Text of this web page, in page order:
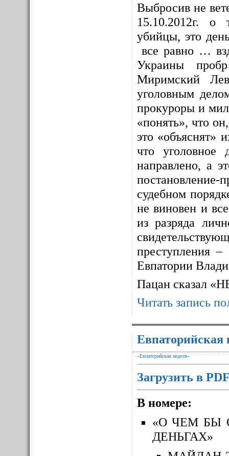
Выбросив не
15.10.2012г. о
убийцы, это
все равно …
Украины
Миримский
уголовным
прокуроры и
«понять», что
это «объяснят»
что
направлено, а
судебном
не виновен и
из разряда
преступления –
Евпатории
Пацан сказал
Читать запись
Евпаторийская
«Евпаторийская неделя»
Загрузить в
В номере:
«О ЧЕМ БЫ
ДЕНЬГАХ»